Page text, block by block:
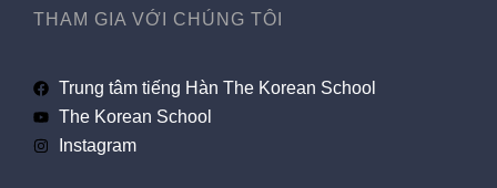
THAM GIA VỚI CHÚNG TÔI
Trung tâm tiếng Hàn The Korean School
The Korean School
Instagram